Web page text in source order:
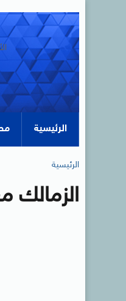
الرئيسية
الرئيسية
الزمالك